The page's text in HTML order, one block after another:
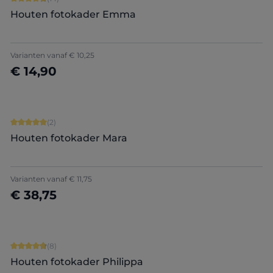
Houten fotokader Emma
Varianten vanaf€ 10,25
€ 14,90
Nu configureren
Gemiddelde score van 5 op 5 sterren
(2)
Houten fotokader Mara
Varianten vanaf€ 11,75
€ 38,75
Nu configureren
Gemiddelde score van 4.75 op 5 sterren
(8)
Houten fotokader Philippa